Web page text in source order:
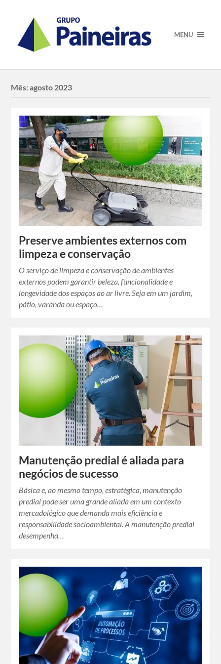
MENU
Mês:agosto 2023
Preserve ambientes externos com
limpeza e conservação
O serviço de limpeza e conservação de ambientes
externos podem garantir beleza, funcionalidade e
longevidade dos espaços ao ar livre. Seja em um jardim,
pátio, varanda ou espaço…
Manutenção predial é aliada para
negócios de sucesso
Básica e, ao mesmo tempo, estratégica, manutenção
predial pode ser uma grande aliada em um contexto
mercadológico que demanda mais eficiência e
responsabilidade socioambiental. A manutenção predial
desempenha…